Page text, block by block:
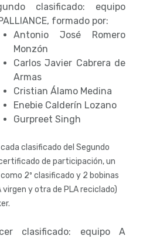
clasificado: equipo
formado por:
Antonio José Romero
Monzón
Carlos Javier Cabrera de
Armas
Cristian Álamo Medina
Enebie Calderín Lozano
Gurpreet Singh
clasificado del Segundo
de participación, un
2º clasificado y 2 bobinas
virgen y otra de PLA reciclado)
clasificado: equipo A